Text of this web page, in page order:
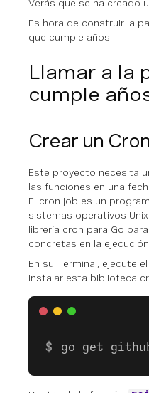
Verás que se ha creado
Es hora de construir la
que cumple años.
Llamar a la
cumple
Crear un
Este proyecto necesita
las funciones en una
El cron job es un
sistemas operativos
librería cron para Go
concretas en la
En su Terminal, ejecute
instalar esta biblioteca
go get